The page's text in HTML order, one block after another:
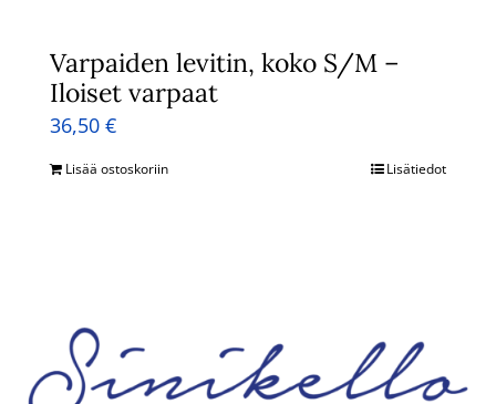
Varpaiden levitin, koko S/M –
Iloiset varpaat
36,50 €
Lisää ostoskoriin Lisätiedot